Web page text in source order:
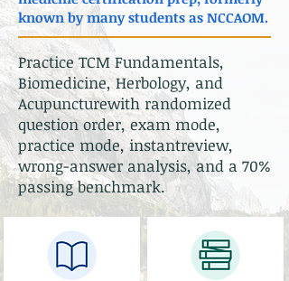
known by many students as NCCAOM.
Practice TCM Fundamentals,
Biomedicine, Herbology, and
Acupuncturewith randomized
question order, exam mode,
practice mode, instantreview,
wrong-answer analysis, and a 70%
passing benchmark.